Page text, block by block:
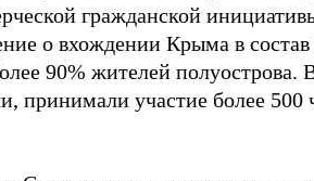
гражданской
о вхождении Крыма в состав
90% жителей полуострова.
принимали участие более 500